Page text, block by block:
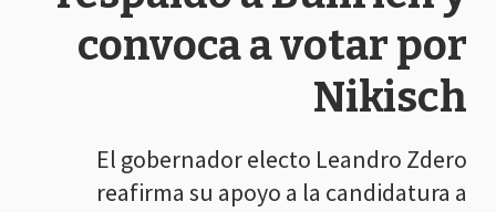
convoca a votar por
Nikisch
El gobernador electo Leandro Zdero
reafirma su apoyo a la candidatura a